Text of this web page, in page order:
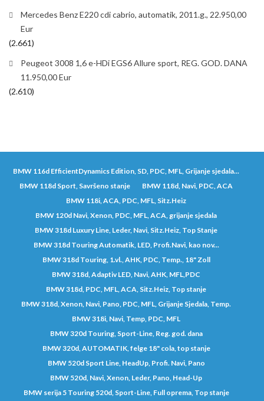
Mercedes Benz E220 cdi cabrio, automatik, 2011.g., 22.950,00
Eur
(2.661)
Peugeot 3008 1,6 e-HDi EGS6 Allure sport, REG. GOD. DANA
11.950,00 Eur
(2.610)
BMW 116d EfficientDynamics Edition, SD, PDC, MFL, Grijanje sjedala...
BMW 118d Sport, Savršeno stanje
BMW 118d, Navi, PDC, ACA
BMW 118i, ACA, PDC, MFL, Sitz.Heiz
BMW 120d Navi, Xenon, PDC, MFL, ACA, grijanje sjedala
BMW 318d Luxury Line, Leder, Navi, Sitz.Heiz, Top Stanje
BMW 318d Touring Automatik, LED, Profi.Navi, kao nov...
BMW 318d Touring, 1.vl., AHK, PDC, Temp., 18" Zoll
BMW 318d, Adaptiv LED, Navi, AHK, MFL,PDC
BMW 318d, PDC, MFL, ACA, Sitz.Heiz, Top stanje
BMW 318d, Xenon, Navi, Pano, PDC, MFL, Grijanje Sjedala, Temp.
BMW 318i, Navi, Temp, PDC, MFL
BMW 320d Touring, Sport-Line, Reg. god. dana
BMW 320d, AUTOMATIK, felge 18" cola, top stanje
BMW 520d Sport Line, HeadUp, Profi. Navi, Pano
BMW 520d, Navi, Xenon, Leder, Pano, Head-Up
BMW serija 5 Touring 520d, Sport-Line, Full oprema, Top stanje